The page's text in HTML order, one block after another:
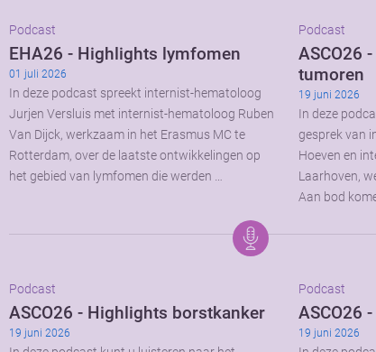
Podcast
EHA26 - Highlights lymfomen
01 juli 2026
In deze podcast spreekt internist-hematoloog
Jurjen Versluis met internist-hematoloog Ruben
Van Dijck, werkzaam in het Erasmus MC te
Rotterdam, over de laatste ontwikkelingen op
het gebied van lymfomen die werden …
Podcast
ASCO26
tumoren
19 juni 2026
In deze
gesprek van
Hoeven en
Laarhoven,
Aan bod
Podcast
ASCO26 - Highlights borstkanker
19 juni 2026
Podcast
ASCO26
19 juni 2026